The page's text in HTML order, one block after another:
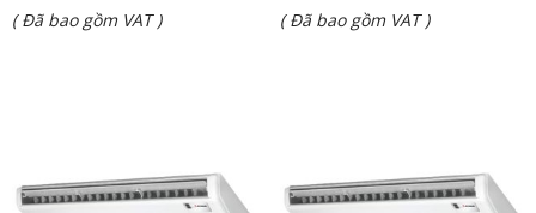
là:
Giá
₫ 22.700.000.
( Đã bao gồm VAT )
là:
Giá
₫ 43.600.000.
( Đã bao gồm VAT )